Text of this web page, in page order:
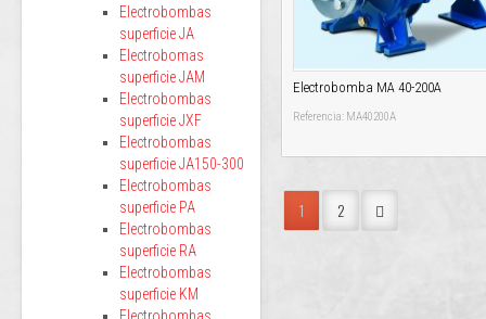
Electrobomba MA 40-200A
Referencia: MA40200A
1 2
Electrobombas
superficie JA
Electrobomas
superficie JAM
Electrobombas
superficie JXF
Electrobombas
superficie JA150-300
Electrobombas
superficie PA
Electrobombas
superficie RA
Electrobombas
superficie KM